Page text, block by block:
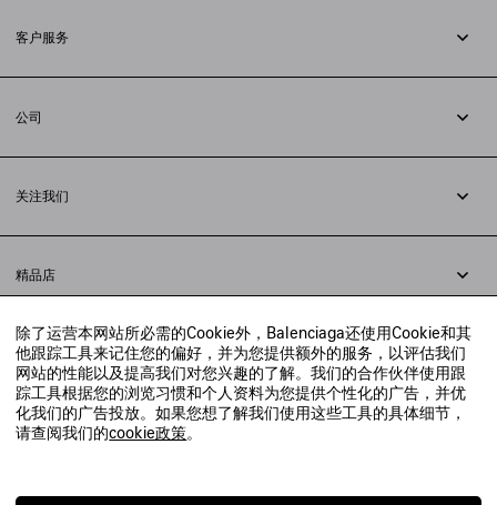
除了运营本网站所必需的Cookie外，Balenciaga还使用Cookie和其
他跟踪工具来记住您的偏好，并为您提供额外的服务，以评估我们
网站的性能以及提高我们对您兴趣的了解。我们的合作伙伴使用跟
踪工具根据您的浏览习惯和个人资料为您提供个性化的广告，并优
化我们的广告投放。如果您想了解我们使用这些工具的具体细节，
请查阅我们的cookie政策。
客户服务
配送方式
支付
常见问题解答
公司
法律问题
联合国世界粮食计划署
举报平台
关注我们
小红书
精品店
寻找附近的精品店
实时聊天客服
发送邮件
我们将在24小时内给予回复
联系我们：400-610-6018
© 2020 巴黎世家贸易（上海）有限公司